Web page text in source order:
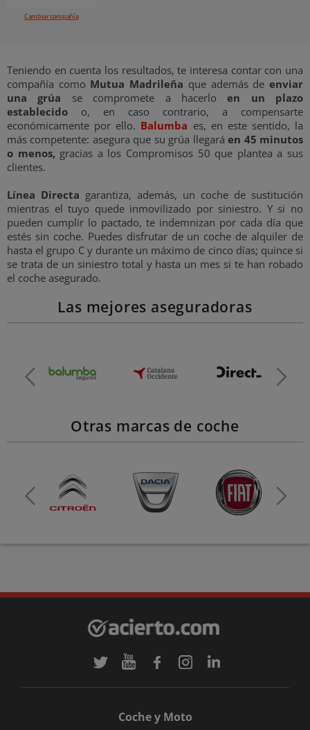
Cambiar compañía
Teniendo en cuenta los resultados, te interesa contar con una
compañía como Mutua Madrileña que además deenviar
una grúa se compromete a hacerloen un plazo
establecido o, en caso contrario, a compensarte
económicamente por ello. Balumba es, en este sentido, la
más competente: asegura que su grúa llegaráen 45 minutos
o menos,gracias a los Compromisos 50 que plantea a sus
clientes.
Línea Directa garantiza, además, un coche de sustitución
mientras el tuyo quede inmovilizado por siniestro. Y si no
pueden cumplir lo pactado, te indemnizan por cada día que
estés sin coche. Puedes disfrutar de un coche de alquiler de
hasta el grupo C y durante un máximo de cinco días; quince si
se trata de un siniestro total y hasta un mes si te han robado
el coche asegurado.
Las mejores aseguradoras
Otras marcas de coche
Coche y Moto